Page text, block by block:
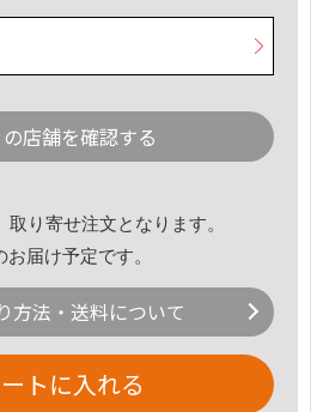
店舗を確認する
り寄せ注文となります。
届け予定です。
方法・送料について
トに入れる